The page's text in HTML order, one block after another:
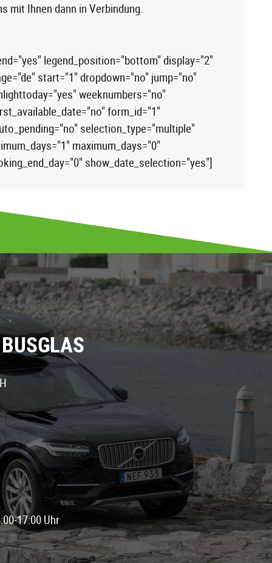
mit Ihnen dann in Verbindung.
legend_position="bottom" display="2"
start="1" dropdown="no" jump="no"
weeknumbers="no"
form_id="1"
selection_type="multiple"
maximum_days="0"
show_date_selection="yes"]
17:00 Uhr